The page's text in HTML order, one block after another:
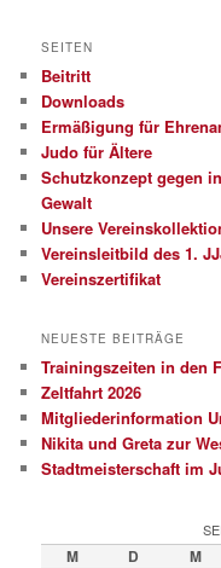
SEITEN
Beitritt
Downloads
Ermäßigung für
Judo für Ältere
Schutzkonzept gegen
Gewalt
Unsere
Vereinsleitbild des 1.
Vereinszertifikat
NEUESTE BEITRÄGE
Trainingszeiten in den
Zeltfahrt 2026
Mitgliederinformation
Nikita und Greta zur
Stadtmeisterschaft im
M D M